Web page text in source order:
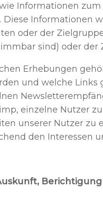
Informationen
Diese Informationen
oder der
sind) oder
Erhebungen
und welche
einzelne Nutzer
unserer Nutzer zu
den Interessen